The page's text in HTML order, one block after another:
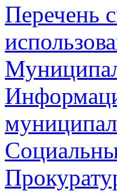
Перечень